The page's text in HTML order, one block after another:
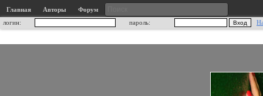
Главная Авторы
Форум
логин:
пароль: